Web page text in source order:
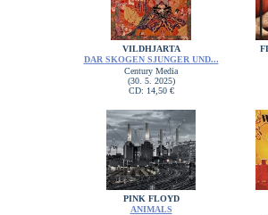
VILDHJARTA
DAR SKOGEN SJUNGER UND...
Century Media
(30. 5. 2025)
CD: 14,50 €
PINK FLOYD
ANIMALS